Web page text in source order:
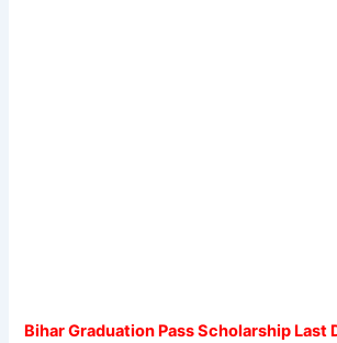
Bihar Graduation Pass Scholarship Last